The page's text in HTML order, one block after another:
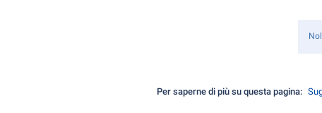
Per saperne di più su questa pagina: